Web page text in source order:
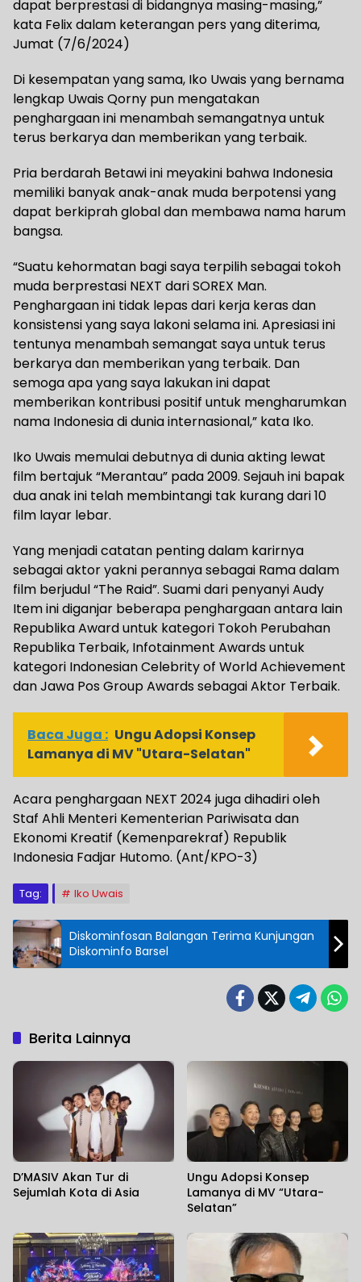
dapat berprestasi di bidangnya masing-masing,”
kata Felix dalam keterangan pers yang diterima,
Jumat (7/6/2024)
Di kesempatan yang sama, Iko Uwais yang bernama
lengkap Uwais Qorny pun mengatakan
penghargaan ini menambah semangatnya untuk
terus berkarya dan memberikan yang terbaik.
Pria berdarah Betawi ini meyakini bahwa Indonesia
memiliki banyak anak-anak muda berpotensi yang
dapat berkiprah global dan membawa nama harum
bangsa.
“Suatu kehormatan bagi saya terpilih sebagai tokoh
muda berprestasi NEXT dari SOREX Man.
Penghargaan ini tidak lepas dari kerja keras dan
konsistensi yang saya lakoni selama ini. Apresiasi ini
tentunya menambah semangat saya untuk terus
berkarya dan memberikan yang terbaik. Dan
semoga apa yang saya lakukan ini dapat
memberikan kontribusi positif untuk mengharumkan
nama Indonesia di dunia internasional,” kata Iko.
Iko Uwais memulai debutnya di dunia akting lewat
film bertajuk “Merantau” pada 2009. Sejauh ini bapak
dua anak ini telah membintangi tak kurang dari 10
film layar lebar.
Yang menjadi catatan penting dalam karirnya
sebagai aktor yakni perannya sebagai Rama dalam
film berjudul “The Raid”. Suami dari penyanyi Audy
Item ini diganjar beberapa penghargaan antara lain
Republika Award untuk kategori Tokoh Perubahan
Republika Terbaik, Infotainment Awards untuk
kategori Indonesian Celebrity of World Achievement
dan Jawa Pos Group Awards sebagai Aktor Terbaik.
Baca Juga : Ungu Adopsi Konsep
Lamanya di MV "Utara-Selatan"
Acara penghargaan NEXT 2024 juga dihadiri oleh
Staf Ahli Menteri Kementerian Pariwisata dan
Ekonomi Kreatif (Kemenparekraf) Republik
Indonesia Fadjar Hutomo. (Ant/KPO-3)
Tag: Iko Uwais
Diskominfosan Balangan Terima Kunjungan
Diskominfo Barsel
Berita Lainnya
D’MASIV Akan Tur di
Sejumlah Kota di Asia
Ungu Adopsi Konsep
Lamanya di MV “Utara-
Selatan”